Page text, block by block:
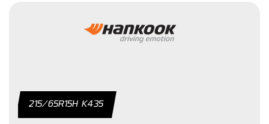
215/65R15Η Κ435